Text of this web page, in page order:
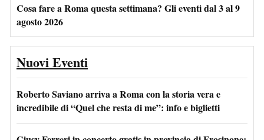
Cosa fare a Roma questa settimana? Gli eventi dal 3 al 9
agosto 2026
Nuovi Eventi
Roberto Saviano arriva a Roma con la storia vera e
incredibile di “Quel che resta di me”: info e biglietti